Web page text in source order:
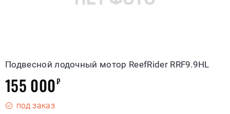
Подвесной лодочный мотор ReefRider RRF9.9HL
155 000₽
под заказ